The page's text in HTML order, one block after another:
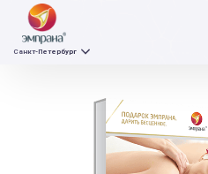
Санкт-Петербург